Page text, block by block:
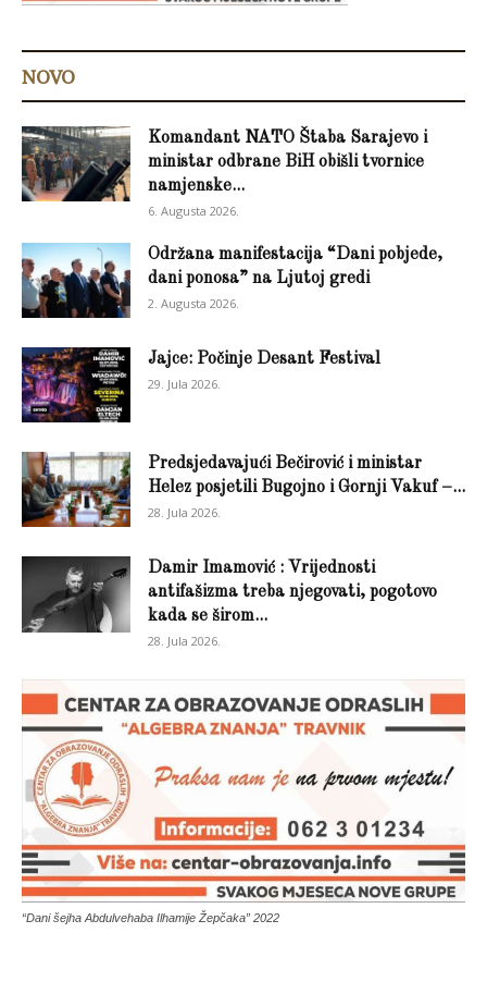
NOVO
Komandant NATO Štaba Sarajevo i
ministar odbrane BiH obišli tvornice
namjenske...
6. Augusta 2026.
Održana manifestacija “Dani pobjede,
dani ponosa” na Ljutoj gredi
2. Augusta 2026.
Jajce: Počinje Desant Festival
29. Jula 2026.
Predsjedavajući Bečirović i ministar
Helez posjetili Bugojno i Gornji Vakuf –...
28. Jula 2026.
Damir Imamović : Vrijednosti
antifašizma treba njegovati, pogotovo
kada se širom...
28. Jula 2026.
“Dani šejha Abdulvehaba Ilhamije Žepčaka” 2022